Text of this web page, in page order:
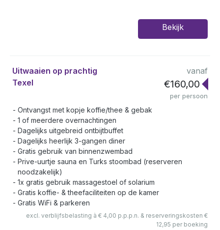
Bekijk
Uitwaaien op prachtig
Texel
vanaf
€160,00
per persoon
Ontvangst met kopje koffie/thee & gebak
1 of meerdere overnachtingen
Dagelijks uitgebreid ontbijtbuffet
Dagelijks heerlijk 3-gangen diner
Gratis gebruik van binnenzwembad
Prive-uurtje sauna en Turks stoombad (reserveren
noodzakelijk)
1x gratis gebruik massagestoel of solarium
Gratis koffie- & theefaciliteiten op de kamer
Gratis WiFi & parkeren
excl. verblijfsbelasting à € 4,00 p.p.p.n. & reserveringskosten €
12,95 per boeking